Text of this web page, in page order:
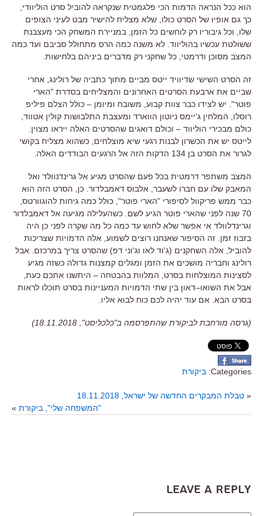
הוא ככל הנראה הדמות הכי פלגמטית שנקראה להוביל סרט הוליוודי
כך גם אופיו של הסרט כולו שלא מצליח להישיר מבט לעיני הצופים
שלו
וכל גיבוריו רק לוחשים כל הזמן במניירת המשחק הכי מעצבנת
ששולטת עכשיו בהוליווד לא משנה כמה הרס מתחולל סביבם ועד כמה
המצב מסוכן ודרמטי כל שחקני רק מדברים ביניהם בלחישות
זה הסרט השישי שדיוויד ייטס מביים מתוך כתביה של רולינג אחרי
שביים את ארבעת הסרטים האחרונים והמצליחים בסדרת "הארי
פוטר". יש לצידו כבר צוות קבוע משובח ומיומן – כולל הצלם פיליפ
רוסלו
המלחין ג'יימס ניוטון הווארד ומעצבת התלבושות קולין אטווד
כולם מבכירי הוליווד – וכולם דואגים שהסרטים האלה ייראו מצוין
לייטס יש את הכשרון לבנות רגעי שיא מוצלחים כשהוא מצליח בקושי
לגרור את הסרט בן 134 הדקות הזה אל הרגעים הבודדים האלה
המצב משתפר דרמטית בכל פעם שהסרט מגיע אל גרינדנוולד ואל
המאבק שלו עם חברו לשעבר אלבוס דאמבלדור כן
הסרט הזה הוא
כבר ממש פריקוול לסיפורי "הארי פוטר", כולל כמה גיחות להוגוורטס
70 שנה לפני שהארי פוטר הגיע לשם כשהעלילה מגיעה אל דאמבלדור
וגרינדלוולד אי אפשר שלא לחוש עד כמה כל מה שקרה לפני כן היה
בזבוז זמן זה הסיפור שאנחנו רוצים לשמוע אלה הדמויות שצריכות
להוביל אלה השחקנים (ג'וד לאו וג'וני דפ) שהסרט צריך במרכזם
אבל
רולינג וחבריה מושכים את הזמן ומגלים קמצנות גדולה כשזה מגיע
לסצינות המוצלחות בסרט
המלוות בהבטחה – היתשנו אתכם כעת
אבל את השואו–דאון בין שתי הדמויות המעניינות בסרט תוכלו לראות
בסרט הבא אם עוד יהיה לכם כוח לבוא אליו
(גרסה מורחבת לביקורת שהתפרסמה ב"כלכליסט", 18.11.2018)
Categories: ביקורת
« טבלת המבקרים החדשה של ישראל, 18.11.2018
"המשפחה שלי", ביקורת »
Leave a Reply